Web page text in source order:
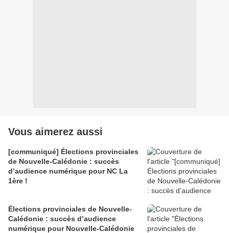
Vous aimerez aussi
[communiqué] Élections provinciales
de Nouvelle-Calédonie : succès
d’audience numérique pour NC La
1ère !
Élections provinciales de Nouvelle-
Calédonie : succès d’audience
numérique pour Nouvelle-Calédonie